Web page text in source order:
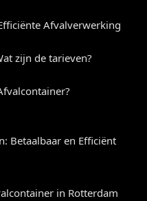
Afvalverwerking
zijn de tarieven?
Betaalbaar en Efficiënt
in Rotterdam